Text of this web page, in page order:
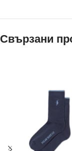
Свързани